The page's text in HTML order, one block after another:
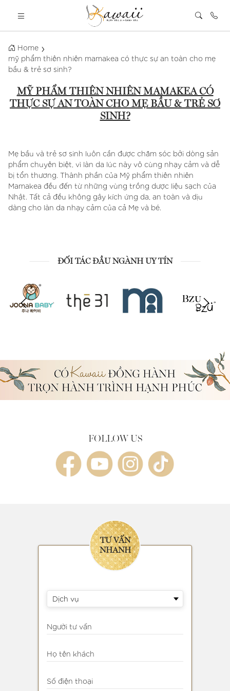
Home
mỹ phẩm thiên nhiên mamakea có thực sự an toàn cho mẹ
bầu & trẻ sơ sinh?
MỸ PHẨM THIÊN NHIÊN MAMAKEA CÓ
THỰC SỰ AN TOÀN CHO MẸ BẦU & TRẺ SƠ
SINH?
Mẹ bầu và trẻ sơ sinh luôn cần được chăm sóc bởi dòng sản
phẩm chuyên biệt, vì làn da lúc này vô cùng nhạy cảm và dễ
bị tổn thương. Thành phần của Mỹ phẩm thiên nhiên
Mamakea đều đến từ những vùng trồng dược liệu sạch của
Nhật. Tất cả đều không gây kích ứng da, an toàn và dịu
dàng cho làn da nhạy cảm của cả Mẹ và bé.
ĐỐI TÁC ĐẦU NGÀNH UY TÍN
FOLLOW US
TƯ VẤN
NHANH
Dịch vụ
Người tư vấn
Họ tên khách
Số điện thoại